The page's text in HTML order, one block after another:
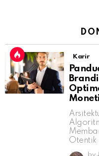
Karir
Otentik